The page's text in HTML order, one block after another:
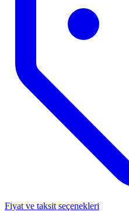
Fiyat ve taksit seçenekleri